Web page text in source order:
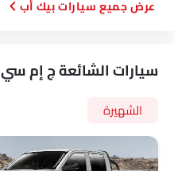
أقفال أبواب استشعار السرعة
مفتاح عن بُعد
الانبعاثات
سيارات بيك أب
سيارات الشائعة ج إم سي
الشهيرة